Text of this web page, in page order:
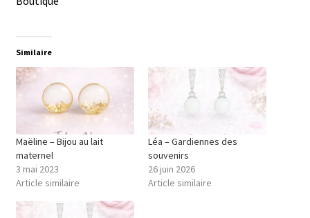
Similaire
Maëline – Bijou au lait
maternel
3 mai 2023
Article similaire
Léa – Gardiennes des
souvenirs
26 juin 2026
Article similaire